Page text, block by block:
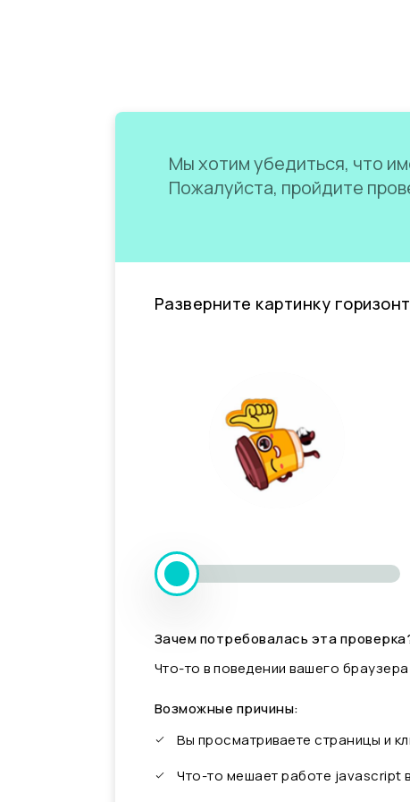
Мы хотим убедиться, что
Пожалуйста, пройдите
Разверните картинку
Зачем потребовалась эта
Что-то в поведении вашего
Возможные причины:
Вы просматриваете страницы и
Что-то мешает работе javascript